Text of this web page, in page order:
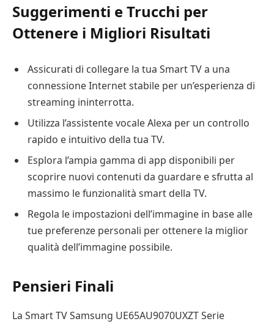
Suggerimenti e Trucchi per
Ottenere i Migliori Risultati
Assicurati di collegare la tua Smart TV a una
connessione Internet stabile per un’esperienza di
streaming ininterrotta.
Utilizza l’assistente vocale Alexa per un controllo
rapido e intuitivo della tua TV.
Esplora l’ampia gamma di app disponibili per
scoprire nuovi contenuti da guardare e sfrutta al
massimo le funzionalità smart della TV.
Regola le impostazioni dell’immagine in base alle
tue preferenze personali per ottenere la miglior
qualità dell’immagine possibile.
Pensieri Finali
La Smart TV Samsung UE65AU9070UXZT Serie